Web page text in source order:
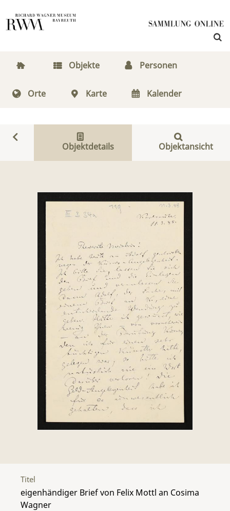
Objekte Personen
Orte Karte Kalender
Objektdetails Objektansicht
Titel
eigenhändiger Brief von Felix Mottl an Cosima
Wagner